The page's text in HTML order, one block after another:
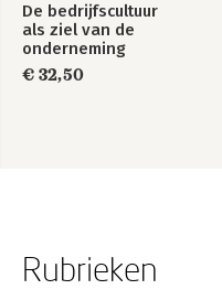
De bedrijfscultuur
als ziel van de
onderneming
€ 32,50
Rubrieken